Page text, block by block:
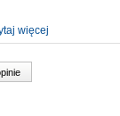
więcej